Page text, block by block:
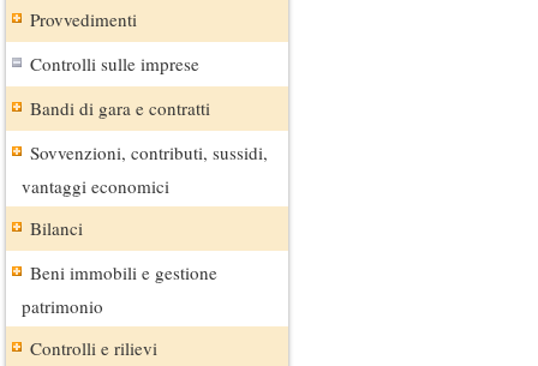
Provvedimenti
Controlli sulle imprese
Bandi di gara e contratti
Sovvenzioni, contributi, sussidi,
vantaggi economici
Bilanci
Beni immobili e gestione
patrimonio
Controlli e rilievi